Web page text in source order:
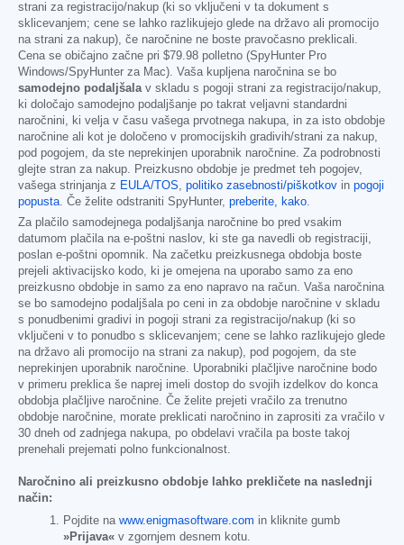
strani za registracijo/nakup (ki so vključeni v ta dokument s
sklicevanjem; cene se lahko razlikujejo glede na državo ali promocijo
na strani za nakup), če naročnine ne boste pravočasno preklicali.
Cena se običajno začne pri $79.98 polletno (SpyHunter Pro
Windows/SpyHunter za Mac). Vaša kupljena naročnina se bo
samodejno podaljšalav skladu s pogoji strani za registracijo/nakup,
ki določajo samodejno podaljšanje po takrat veljavni standardni
naročnini, ki velja v času vašega prvotnega nakupa, in za isto obdobje
naročnine ali kot je določeno v promocijskih gradivih/strani za nakup,
pod pogojem, da ste neprekinjen uporabnik naročnine. Za podrobnosti
glejte stran za nakup. Preizkusno obdobje je predmet teh pogojev,
vašega strinjanja z EULA/TOS, politiko zasebnosti/piškotkov in pogoji
popusta. Če želite odstraniti SpyHunter, preberite, kako.
Za plačilo samodejnega podaljšanja naročnine bo pred vsakim
datumom plačila na e-poštni naslov, ki ste ga navedli ob registraciji,
poslan e-poštni opomnik. Na začetku preizkusnega obdobja boste
prejeli aktivacijsko kodo, ki je omejena na uporabo samo za eno
preizkusno obdobje in samo za eno napravo na račun. Vaša naročnina
se bo samodejno podaljšala po ceni in za obdobje naročnine v skladu
s ponudbenimi gradivi in pogoji strani za registracijo/nakup (ki so
vključeni v to ponudbo s sklicevanjem; cene se lahko razlikujejo glede
na državo ali promocijo na strani za nakup), pod pogojem, da ste
neprekinjen uporabnik naročnine. Uporabniki plačljive naročnine bodo
v primeru preklica še naprej imeli dostop do svojih izdelkov do konca
obdobja plačljive naročnine. Če želite prejeti vračilo za trenutno
obdobje naročnine, morate preklicati naročnino in zaprositi za vračilo v
30 dneh od zadnjega nakupa, po obdelavi vračila pa boste takoj
prenehali prejemati polno funkcionalnost.
Naročnino ali preizkusno obdobje lahko prekličete na naslednji
način:
Pojdite na www.enigmasoftware.com in kliknite gumb
»Prijava« v zgornjem desnem kotu.